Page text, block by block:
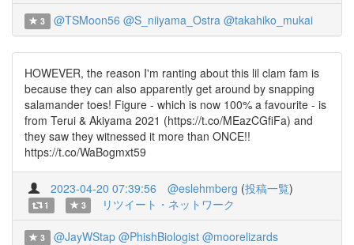
3 @TSMoon56 @S_niiyama_Ostra @takahiko_mukai
HOWEVER, the reason I'm ranting about this lil clam fam is
because they can also apparently get around by snapping
salamander toes! Figure - which is now 100% a favourite - is
from Terui & Akiyama 2021 (https://t.co/MEazCGfiFa) and
they saw they witnessed it more than ONCE!!
https://t.co/WaBogmxt59
2023-04-20 07:39:56 @eslehmberg (投稿一覧)
1 3 リツイート・ネットワーク
3 @JayWStap @PhishBiologist @moorelizards